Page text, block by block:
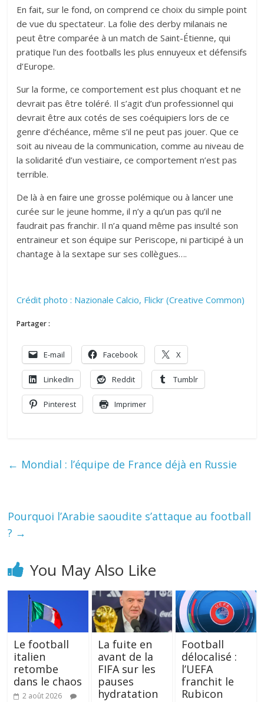
En fait, sur le fond, on comprend ce choix du simple point
de vue du spectateur. La folie des derby milanais ne
peut être comparée à un match de Saint-Étienne, qui
pratique l’un des footballs les plus ennuyeux et défensifs
d’Europe.
Sur la forme, ce comportement est plus choquant et ne
devrait pas être toléré. Il s’agit d’un professionnel qui
devrait être aux cotés de ses coéquipiers lors de ce
genre d’échéance, même s’il ne peut pas jouer. Que ce
soit au niveau de la communication, comme au niveau de
la solidarité d’un vestiaire, ce comportement n’est pas
terrible.
De là à en faire une grosse polémique ou à lancer une
curée sur le jeune homme, il n’y a qu’un pas qu’il ne
faudrait pas franchir. Il n’a quand même pas insulté son
entraineur et son équipe sur Periscope, ni participé à un
chantage à la sextape sur ses collègues….
Crédit photo : Nazionale Calcio, Flickr (Creative Common)
Partager :
E-mail Facebook X
LinkedIn Reddit Tumblr
Pinterest Imprimer
← Mondial : l’équipe de France déjà en Russie
Pourquoi l’Arabie saoudite s’attaque au football
? →
You May Also Like
Le football
italien
retombe
dans le chaos
2 août 2026
La fuite en
avant de la
FIFA sur les
pauses
hydratation
Football
délocalisé :
l’UEFA
franchit le
Rubicon